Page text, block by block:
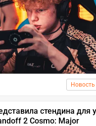
Новость
стендина для
2 Cosmo: Major